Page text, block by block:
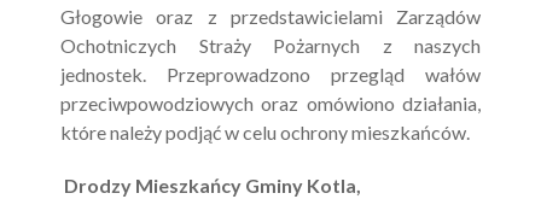
Głogowie oraz z przedstawicielami Zarządów
Ochotniczych Straży Pożarnych z naszych
jednostek. Przeprowadzono przegląd wałów
przeciwpowodziowych oraz omówiono działania,
które należy podjąć w celu ochrony mieszkańców.
Drodzy Mieszkańcy Gminy Kotla,